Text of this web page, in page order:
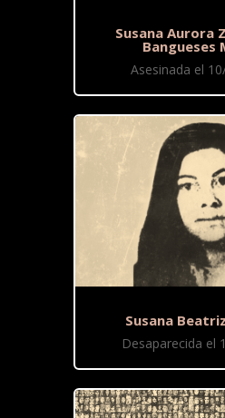
Susana Aurora
Bangueses
Asesinada el
Susana
Desaparecida el